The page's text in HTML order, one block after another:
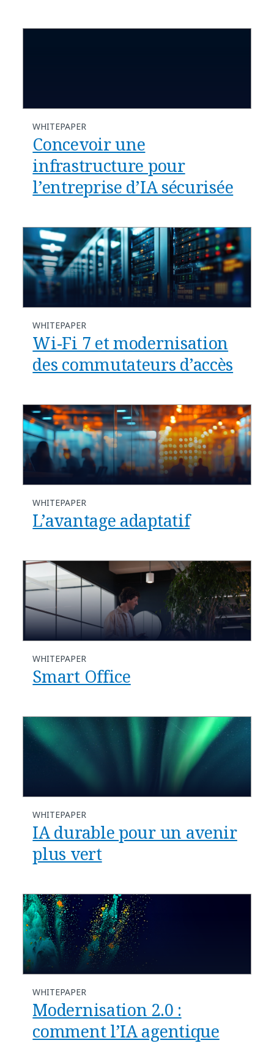
WHITEPAPER
Concevoir une
infrastructure pour
l’entreprise d’IA sécurisée
WHITEPAPER
Wi-Fi 7 et modernisation
des commutateurs d’accès
WHITEPAPER
L’avantage adaptatif
WHITEPAPER
Smart Office
WHITEPAPER
IA durable pour un avenir
plus vert
WHITEPAPER
Modernisation 2.0 :
comment l’IA agentique